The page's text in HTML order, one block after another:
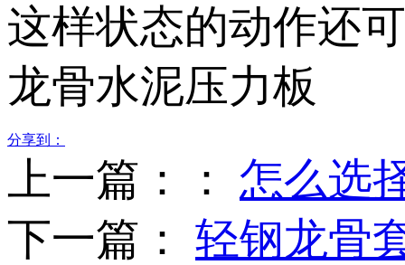
这样状态的动作还
龙骨水泥压力板
分享到：
上一篇：： 怎么选
下一篇： 轻钢龙骨